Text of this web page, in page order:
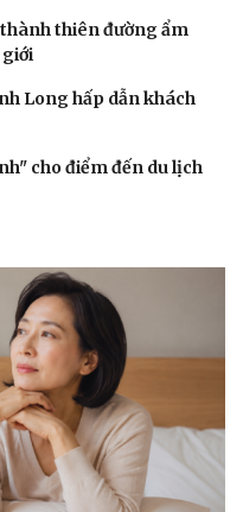
thiên đường ẩm
giới
Long hấp dẫn khách
cho điểm đến du lịch